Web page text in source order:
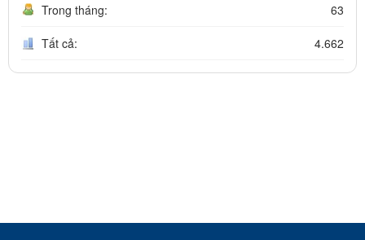
Trong tháng: 63
Tất cả: 4.662